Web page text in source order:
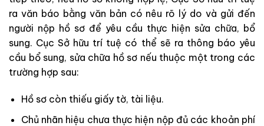
ra văn báo bằng văn bản có nêu rõ lý do và gửi đến
người nộp hồ sơ để yêu cầu thực hiện sửa chữa, bổ
sung. Cục Sở hữu trí tuệ có thể sẽ ra thông báo yêu
cầu bổ sung, sửa chữa hồ sơ nếu thuộc một trong các
trường hợp sau:
Hồ sơ còn thiếu giấy tờ, tài liệu.
Chủ nhãn hiệu chưa thực hiện nộp đủ các khoản phí